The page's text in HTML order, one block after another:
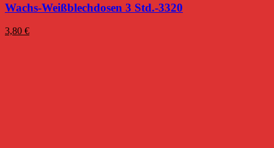
Wachs-Weißblechdosen 3 Std.-3320
3,80 €